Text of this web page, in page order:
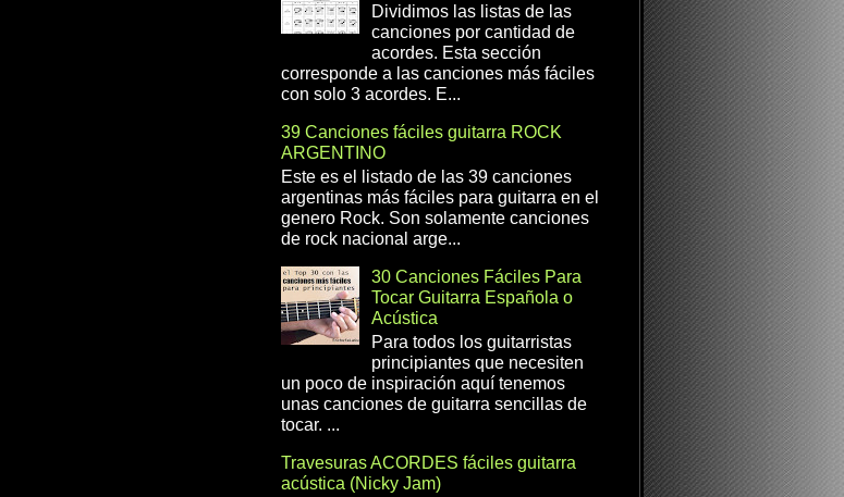
Dividimos las listas de las
canciones por cantidad de
acordes. Esta sección
corresponde a las canciones más fáciles
con solo 3 acordes. E...
39 Canciones fáciles guitarra ROCK
ARGENTINO
Este es el listado de las 39 canciones
argentinas más fáciles para guitarra en el
genero Rock. Son solamente canciones
de rock nacional arge...
30 Canciones Fáciles Para
Tocar Guitarra Española o
Acústica
Para todos los guitarristas
principiantes que necesiten
un poco de inspiración aquí tenemos
unas canciones de guitarra sencillas de
tocar. ...
Travesuras ACORDES fáciles guitarra
acústica (Nicky Jam)